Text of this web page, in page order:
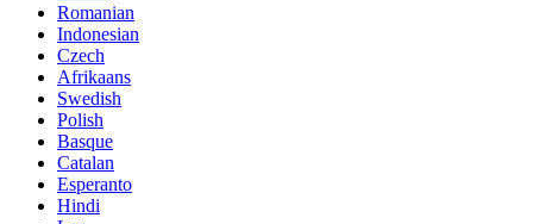
Romanian
Indonesian
Czech
Afrikaans
Swedish
Polish
Basque
Catalan
Esperanto
Hindi